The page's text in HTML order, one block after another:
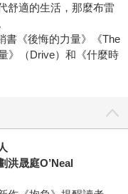
舒適的生活，那麼布雷
書《後悔的力量》《The
》（Drive）和《什麼時
洪晟庭O’Neal